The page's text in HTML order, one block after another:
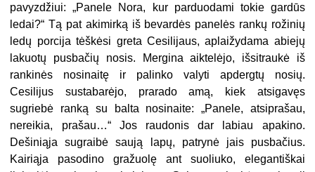
pavyzdžiui: „Panele Nora, kur parduodami tokie gardūs
ledai?“ Tą pat akimirką iš bevardės panelės rankų rožinių
ledų porcija tėškėsi greta Cesilijaus, aplaižydama abiejų
lakuotų pusbačių nosis. Mergina aiktelėjo, išsitraukė iš
rankinės nosinaitę ir palinko valyti apdergtų nosių.
Cesilijus sustabarėjo, prarado amą, kiek atsigavęs
sugriebė ranką su balta nosinaite: „Panele, atsiprašau,
nereikia, prašau…“ Jos raudonis dar labiau apakino.
Dešiniąja sugraibė saują lapų, patrynė jais pusbačius.
Kairiąja pasodino gražuolę ant suoliuko, elegantiškai